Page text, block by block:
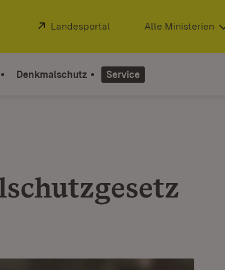
Extern:
Landesportal (Öffnet in neuem Fenster)
Alle Ministerien
Denkmalschutz Service